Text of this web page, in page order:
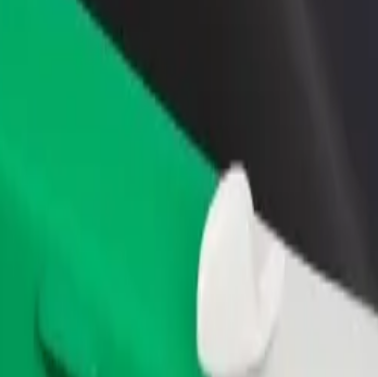
os nossos serviços e descobre a solução mais